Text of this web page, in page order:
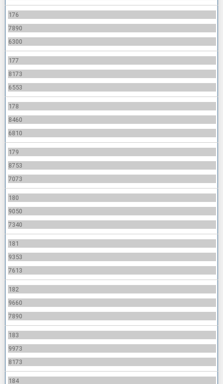
176
7890
6300
177
8173
6553
178
8460
6810
179
8753
7073
180
9050
7340
181
9353
7613
182
9660
7890
183
9973
8173
184